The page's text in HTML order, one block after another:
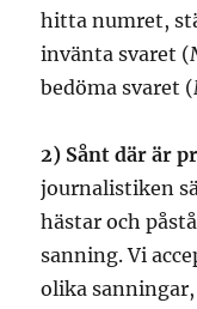
hitta numret,
invänta svaret (
bedöma svaret (
2) Sånt där är
journalistiken
hästar och
sanning. Vi
olika